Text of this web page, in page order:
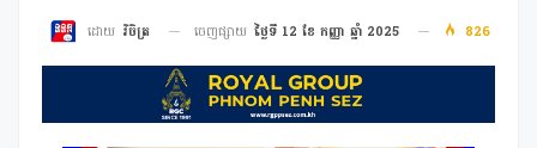
ដោយ វិចិត្រ ចេញផ្សាយ ថ្ងៃទី 12 ខែ កញ្ញា ឆ្នាំ 2025 826